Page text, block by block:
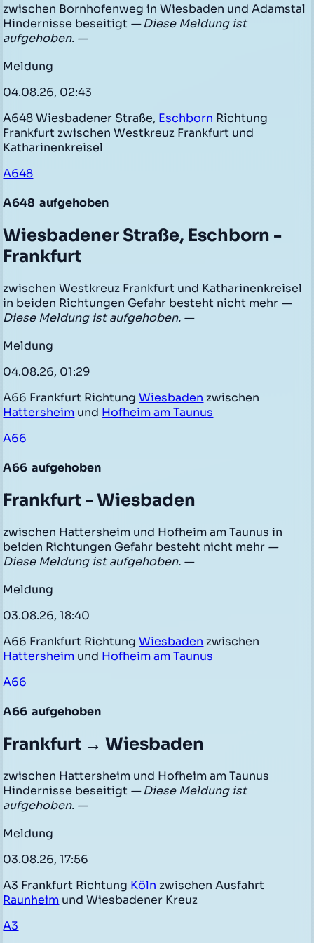
zwischen Bornhofenweg in Wiesbaden und Adamstal
Hindernisse beseitigt — Diese Meldung ist
aufgehoben. —
Meldung
04.08.26, 02:43
A648 Wiesbadener Straße, Eschborn Richtung
Frankfurt zwischen Westkreuz Frankfurt und
Katharinenkreisel
A648
A648 aufgehoben
Wiesbadener Straße, Eschborn -
Frankfurt
zwischen Westkreuz Frankfurt und Katharinenkreisel
in beiden Richtungen Gefahr besteht nicht mehr —
Diese Meldung ist aufgehoben. —
Meldung
04.08.26, 01:29
A66 Frankfurt RichtungWiesbaden zwischen
Hattersheim und Hofheim am Taunus
A66
A66 aufgehoben
Frankfurt - Wiesbaden
zwischen Hattersheim und Hofheim am Taunus in
beiden Richtungen Gefahr besteht nicht mehr —
Diese Meldung ist aufgehoben. —
Meldung
03.08.26, 18:40
A66 Frankfurt RichtungWiesbaden zwischen
Hattersheim und Hofheim am Taunus
A66
A66 aufgehoben
Frankfurt → Wiesbaden
zwischen Hattersheim und Hofheim am Taunus
Hindernisse beseitigt — Diese Meldung ist
aufgehoben. —
Meldung
03.08.26, 17:56
A3 Frankfurt Richtung Köln zwischen Ausfahrt
Raunheim und Wiesbadener Kreuz
A3